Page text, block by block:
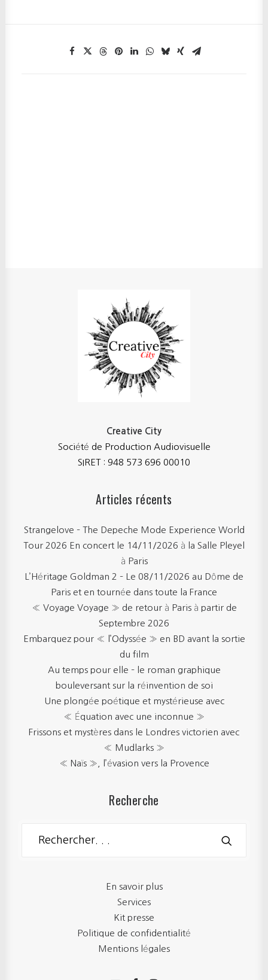
Creative City
Société de Production Audiovisuelle
SIRET : 948 573 696 00010
Articles récents
Strangelove – The Depeche Mode Experience World
Tour 2026 En concert le 14/11/2026 à la Salle Pleyel
à Paris
L’Héritage Goldman 2 – Le 08/11/2026 au Dôme de
Paris et en tournée dans toute la France
« Voyage Voyage » de retour à Paris à partir de
Septembre 2026
Embarquez pour « l’Odyssée » en BD avant la sortie
du film
Au temps pour elle – le roman graphique
bouleversant sur la réinvention de soi
Une plongée poétique et mystérieuse avec
« Équation avec une inconnue »
Frissons et mystères dans le Londres victorien avec
« Mudlarks »
« Naïs », l’évasion vers la Provence
Recherche
En savoir plus
Services
Kit presse
Politique de confidentialité
Mentions légales